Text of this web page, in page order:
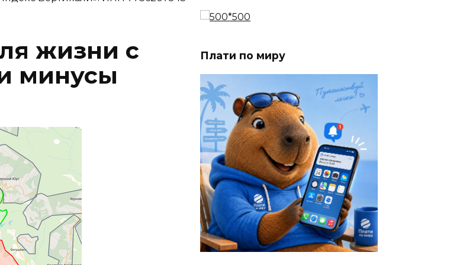
жизни с
минусы
Плати по миру